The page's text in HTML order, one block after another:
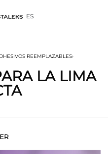
ES
REEMPLAZABLES›
LA LIMA